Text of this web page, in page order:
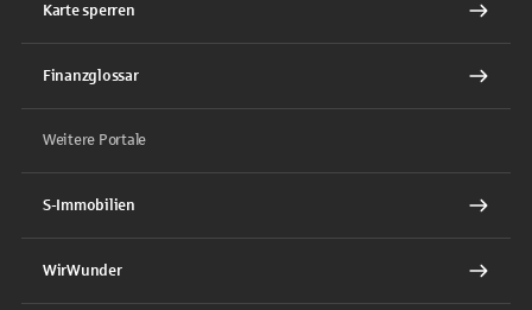
Karte sperren
Finanzglossar
Weitere Portale
S-Immobilien
WirWunder